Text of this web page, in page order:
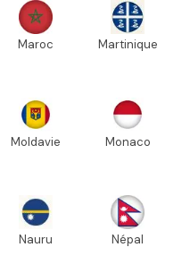
Maroc Martinique
Moldavie Monaco
Nauru Népal